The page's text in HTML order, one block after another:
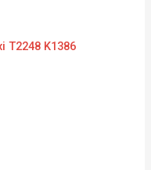
T2248 K1386